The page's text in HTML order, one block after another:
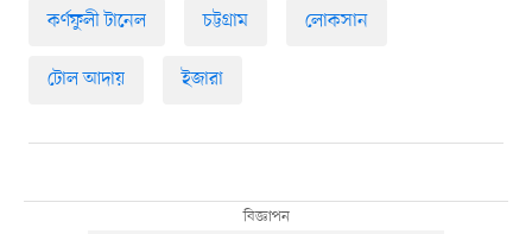
কর্ণফুলী টানেল চট্টগ্রাম লোকসান
টোল আদায় ইজারা